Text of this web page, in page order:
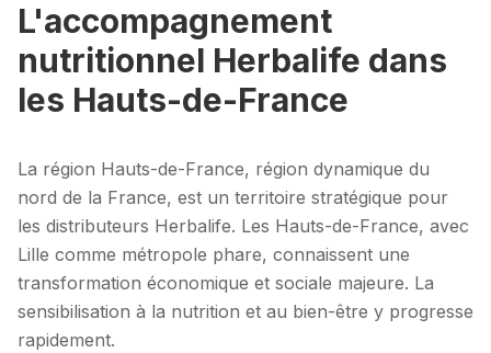
L'accompagnement
nutritionnel Herbalife dans
les Hauts-de-France
La région Hauts-de-France, région dynamique du
nord de la France, est un territoire stratégique pour
les distributeurs Herbalife. Les Hauts-de-France, avec
Lille comme métropole phare, connaissent une
transformation économique et sociale majeure. La
sensibilisation à la nutrition et au bien-être y progresse
rapidement.